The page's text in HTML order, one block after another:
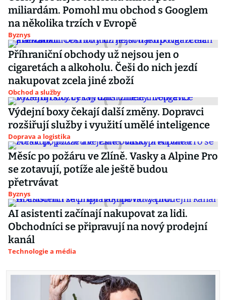
miliardám. Pomohl mu obchod s Googlem
na několika trzích v Evropě
Byznys
Příhraniční obchody už nejsou jen o
cigaretách a alkoholu. Češi do nich jezdí
nakupovat zcela jiné zboží
Obchod a služby
Výdejní boxy čekají další změny. Dopravci
rozšiřují služby i využití umělé inteligence
Doprava a logistika
Měsíc po požáru ve Zlíně. Vasky a Alpine Pro
se zotavují, potíže ale ještě budou
přetrvávat
Byznys
AI asistenti začínají nakupovat za lidi.
Obchodníci se připravují na nový prodejní
kanál
Technologie a média